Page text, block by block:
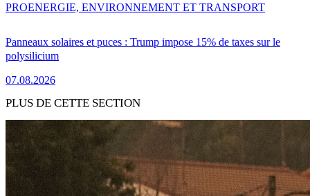
Panneaux solaires et puces : Trump impose 15% de taxes sur le
polysilicium
07.08.2026
PROENERGIE, ENVIRONNEMENT ET TRANSPORT
PLUS DE CETTE SECTION